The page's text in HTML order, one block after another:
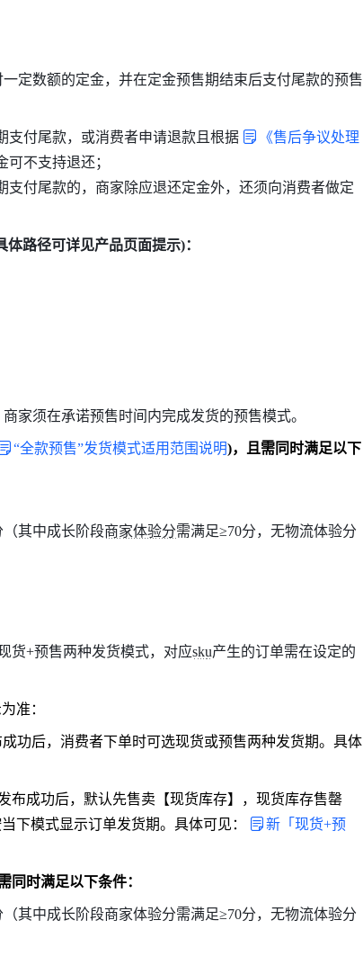
定数额的定金，并在定金预售期结束后支付尾款的预售
支付尾款，或消费者申请退款且根据
《售后争议处理
可不支持退还；
支付尾款的，商家除应退还定金外，还须向消费者做定
路径可详见产品页面提示)：
家须在承诺预售时间内完成发货的预售模式。
“全款预售”发货模式适用范围说明)，且需同时满足以下
其中成长阶段商家体验分需满足≥70分，无物流体验分
货+预售两种发货模式，对应sku产生的订单需在设定的
准：
功后，消费者下单时可选现货或预售两种发货期。具体
布成功后，默认先售卖【现货库存】，现货库存售罄
下模式显示订单发货期。具体可见：
新「现货+预
同时满足以下条件：
其中成长阶段商家体验分需满足≥70分，无物流体验分